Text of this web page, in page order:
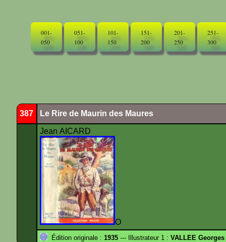
001-
050
051-
100
101-
150
151-
200
201-
250
251-
300
387 Le Rire de Maurin des Maures
Jean AICARD
O
Édition originale : 1935 --- Illustrateur 1 : VALLEE Georges